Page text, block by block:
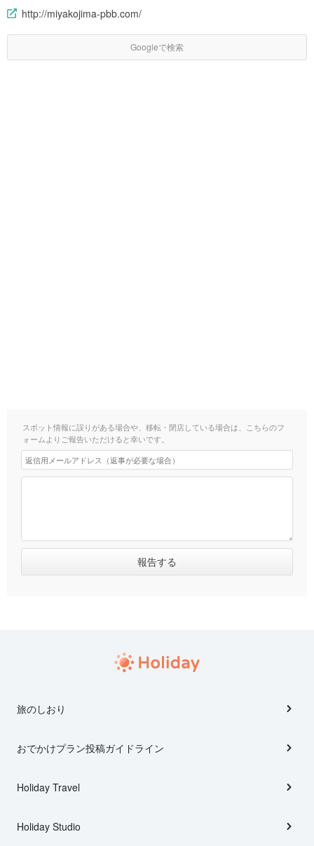
http://miyakojima-pbb.com/
Googleで検索
スポット情報に誤りがある場合や、移転・閉店している場合は、こちらのフ
ォームよりご報告いただけると幸いです。
旅のしおり
おでかけプラン投稿ガイドライン
Holiday Travel
Holiday Studio